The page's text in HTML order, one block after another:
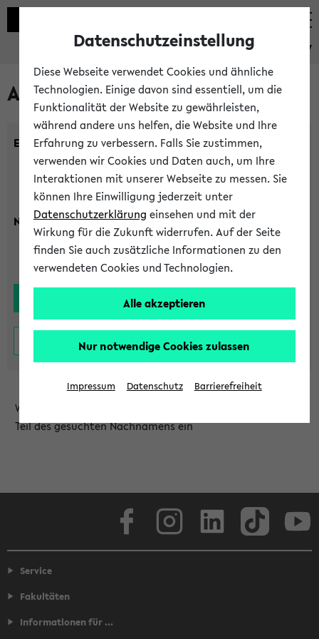
eKVV
Alle Lehrenden
Einrichtung:
Nachname:
Wählen Sie die Einrichtung aus und/oder geben Sie einen
Teil des gesuchten Nachnamens ein
Service
Fakultäten
Informationen für ...
Datenschutzeinstellung
Diese Webseite verwendet Cookies und ähnliche
Technologien. Einige davon sind essentiell, um die
Funktionalität der Website zu gewährleisten,
während andere uns helfen, die Website und Ihre
Erfahrung zu verbessern. Falls Sie zustimmen,
verwenden wir Cookies und Daten auch, um Ihre
Interaktionen mit unserer Webseite zu messen. Sie
können Ihre Einwilligung jederzeit unter
Datenschutzerklärung einsehen und mit der
Wirkung für die Zukunft widerrufen. Auf der Seite
finden Sie auch zusätzliche Informationen zu den
verwendeten Cookies und Technologien.
Alle akzeptieren
Nur notwendige Cookies zulassen
Impressum Datenschutz Barrierefreiheit